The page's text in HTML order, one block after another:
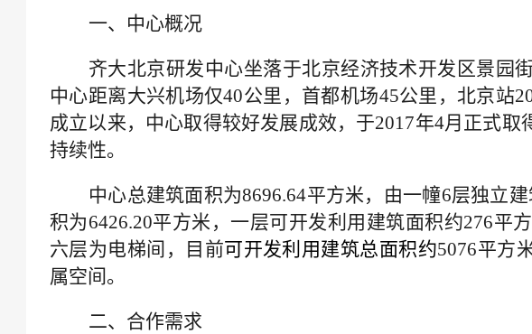
一、中心概况
齐大北京研发中心坐落于北京经济技术开发区景园
中心距离大兴机场仅40公里，首都机场45公里，北京站20
成立以来，中心取得较好发展成效， 于2017年4月正式取
持续性。
中心总建筑面积为8696.64平方米，由一幢6层独立
积为6426.20平方米， 一层可开发利用建筑面积约276平
六层为电梯间，目前可开发利用 建筑总面积约5076平方
属空间。
二、合作需求